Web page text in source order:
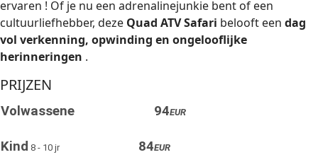
ervaren ! Of je nu een adrenalinejunkie bent of een
cultuurliefhebber, deze Quad ATV Safari belooft een dag
vol verkenning, opwinding en ongelooflijke
herinneringen .
PRIJZEN
Volwassene 94EUR
Kind 8 - 10 jr 84EUR